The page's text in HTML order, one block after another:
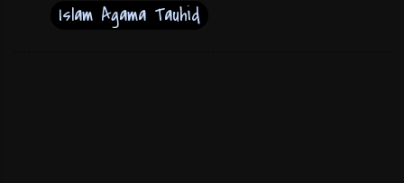
Islam Agama Tauhid